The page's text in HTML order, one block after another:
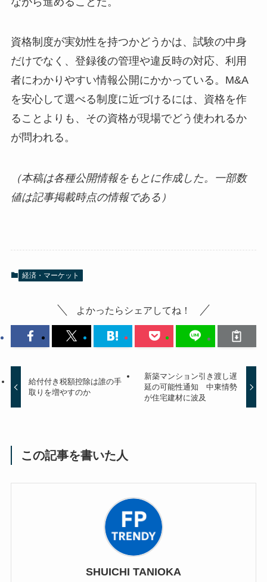
資格制度が実効性を持つかどうかは、試験の中身
だけでなく、登録後の管理や違反時の対応、利用
者にわかりやすい情報公開にかかっている。M&A
を安心して選べる制度に近づけるには、資格を作
ることよりも、その資格が現場でどう使われるか
が問われる。
（本稿は各種公開情報をもとに作成した。一部数
値は記事掲載時点の情報である）
経済・マーケット
よかったらシェアしてね！
給付付き税額控除は誰の手
取りを増やすのか
新築マンション引き渡し遅
延の可能性通知 中東情勢
が住宅建材に波及
この記事を書いた人
SHUICHI TANIOKA